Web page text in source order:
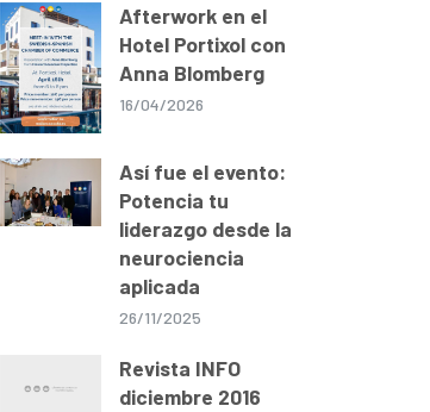
Afterwork en el
Hotel Portixol con
Anna Blomberg
16/04/2026
Así fue el evento:
Potencia tu
liderazgo desde la
neurociencia
aplicada
26/11/2025
Revista INFO
diciembre 2016